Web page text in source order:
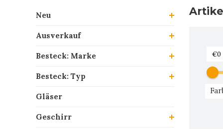
Neu
Ausverkauf
Besteck: Marke
Besteck: Typ
Gläser
Geschirr